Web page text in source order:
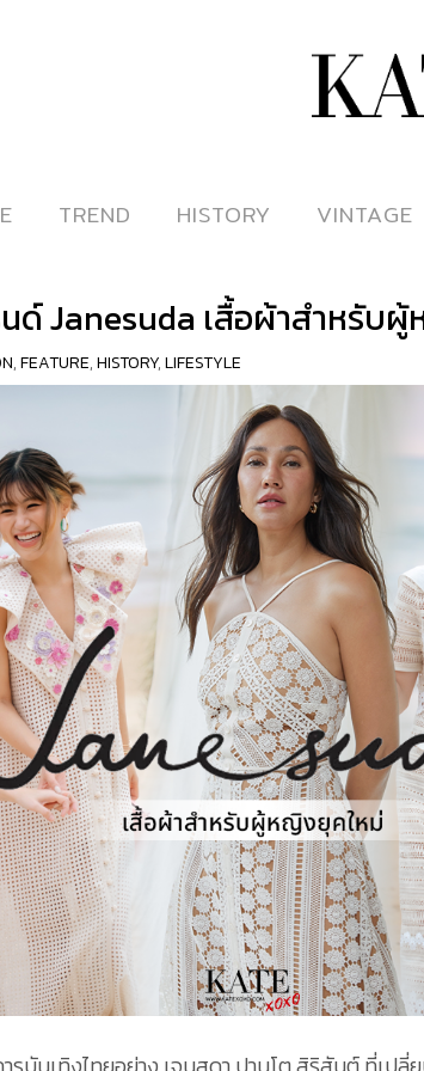
ดูหนั
TREND
TREND HISTORY
HISTORY VINTAGE
VINTAGE
ด์ Janesuda เสื้อผ้าสำหรับ
,FEATURE,HISTORY,LIFESTYLE